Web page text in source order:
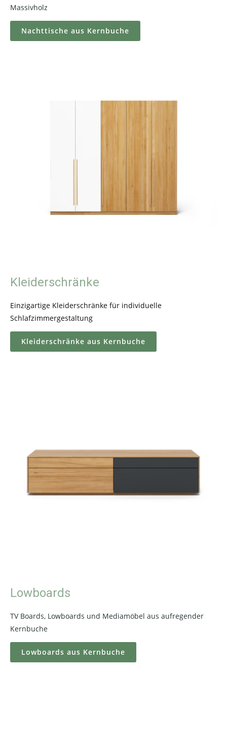
Massivholz
Nachttische aus Kernbuche
Kleiderschränke
Einzigartige Kleiderschränke für individuelle
Schlafzimmergestaltung
Kleiderschränke aus Kernbuche
Lowboards
TV Boards, Lowboards und Mediamöbel aus aufregender
Kernbuche
Lowboards aus Kernbuche